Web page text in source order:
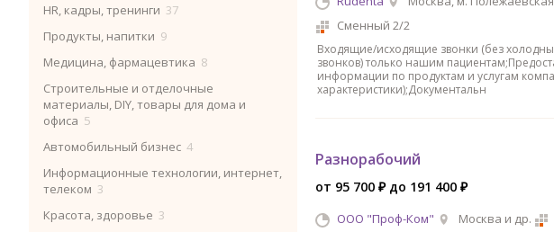
HR, кадры, тренинги 37
Продукты, напитки 9
Медицина, фармацевтика 8
Строительные и отделочные
материалы, DIY, товары для дома и
офиса 5
Автомобильный бизнес 4
Информационные технологии, интернет,
телеком 3
Красота, здоровье 3
Сменный 2/2
Входящие/исходящие звонки (без
звонков) только нашим
информации по продуктам и услугам
характеристики);Документальн
Разнорабочий
от 95 700 ₽ до 191 400 ₽
ООО "Проф-Ком" Москва и др.